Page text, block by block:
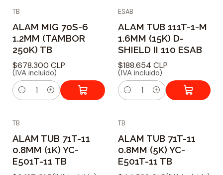
n
t
i
d
a
d
n
t
i
d
a
d
TB
ALAM MIG 70S-6
1.2MM (TAMBOR
250K) TB
$678.300 CLP
(IVA incluido)
C
n
t
i
d
ESAB
ALAM TUB 111T-1-M
1.6MM (15K) D-
SHIELD II 110 ESAB
$188.654 CLP
(IVA incluido)
C
n
t
i
d
TB
ALAM TUB 71T-11
0.8MM (1K) YC-
E501T-11 TB
TB
ALAM TUB 71T-11
0.8MM (5K) YC-
E501T-11 TB